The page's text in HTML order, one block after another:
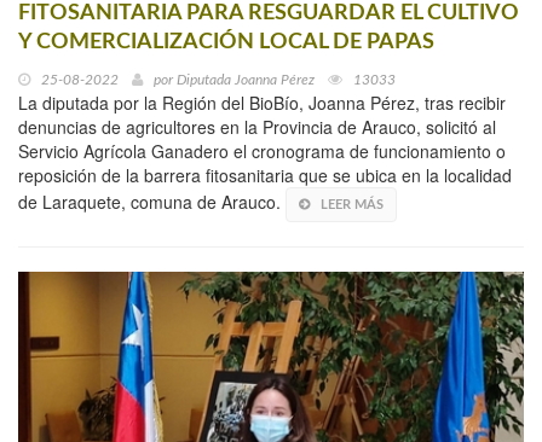
FITOSANITARIA PARA RESGUARDAR EL CULTIVO
Y COMERCIALIZACIÓN LOCAL DE PAPAS
25-08-2022 por Diputada Joanna Pérez 13033
La diputada por la Región del BioBío, Joanna Pérez, tras recibir
denuncias de agricultores en la Provincia de Arauco, solicitó al
Servicio Agrícola Ganadero el cronograma de funcionamiento o
reposición de la barrera fitosanitaria que se ubica en la localidad
de Laraquete, comuna de Arauco.
LEER MÁS